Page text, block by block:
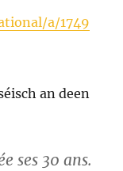
a/1749
an deen
ses 30 ans.